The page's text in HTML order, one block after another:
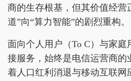
商的生存根基，但其价值经营
道”向“算力智能”的剧烈重构。
面向个人用户（To C）与家
接服务，始终是电信运营商的
着人口红利消退与移动互联网